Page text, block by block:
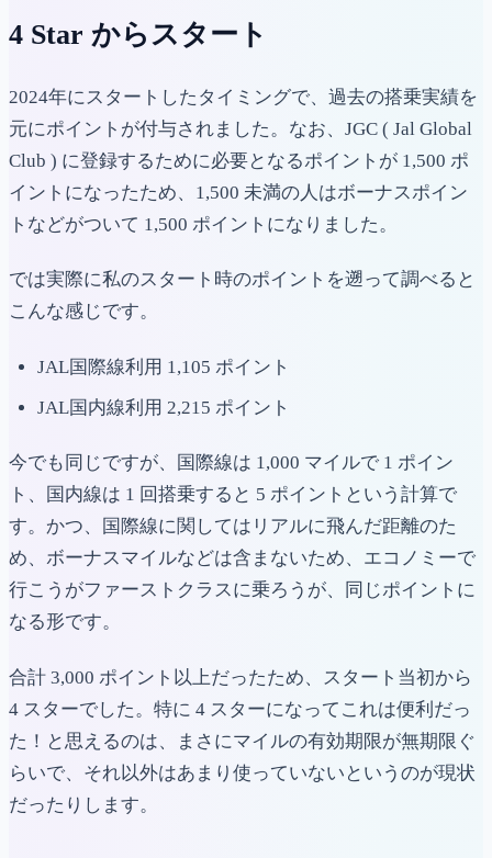
4 Star からスタート
2024年にスタートしたタイミングで、過去の搭乗実績を
元にポイントが付与されました。なお、JGC ( Jal Global
Club ) に登録するために必要となるポイントが 1,500 ポ
イントになったため、1,500 未満の人はボーナスポイン
トなどがついて 1,500 ポイントになりました。
では実際に私のスタート時のポイントを遡って調べると
こんな感じです。
JAL国際線利用 1,105 ポイント
JAL国内線利用 2,215 ポイント
今でも同じですが、国際線は 1,000 マイルで 1 ポイン
ト、国内線は 1 回搭乗すると 5 ポイントという計算で
す。かつ、国際線に関してはリアルに飛んだ距離のた
め、ボーナスマイルなどは含まないため、エコノミーで
行こうがファーストクラスに乗ろうが、同じポイントに
なる形です。
合計 3,000 ポイント以上だったため、スタート当初から
4 スターでした。特に 4 スターになってこれは便利だっ
た！と思えるのは、まさにマイルの有効期限が無期限ぐ
らいで、それ以外はあまり使っていないというのが現状
だったりします。